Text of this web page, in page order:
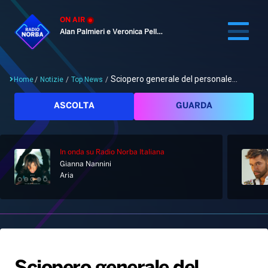
ON AIR
Alan Palmieri e Veronica Pellegrino
Cerca
Home
Palinsesto
Notizie
Home/ Notizie / Top News / Sciopero generale del personale...
ASCOLTA GUARDA
In onda su Radio Norba Italiana
Gianna Nannini
Aria